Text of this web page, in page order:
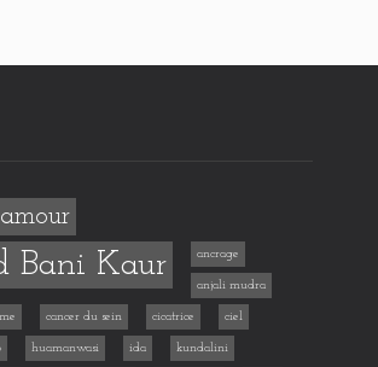
amour
Bani Kaur ancrage
anjali mudra
cancer du sein cicatrice ciel
huamanwasi ida kundalini